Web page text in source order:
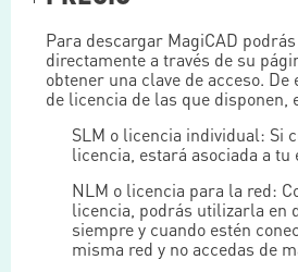
Para descargar MagiCAD
directamente a través de su
obtener una clave de acceso. De
de licencia de las que disponen,
SLM o licencia individual: Si
licencia, estará asociada a tu
NLM o licencia para la red:
licencia, podrás utilizarla en
siempre y cuando estén
misma red y no accedas de